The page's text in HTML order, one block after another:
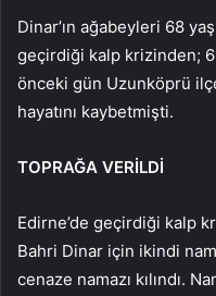
Dinar’ın ağabeyleri 68
geçirdiği kalp krizinden;
önceki gün Uzunköprü
hayatını kaybetmişti.
TOPRAĞA VERİLDİ
Edirne’de geçirdiği kalp
Bahri Dinar için ikindi
cenaze namazı kılındı.